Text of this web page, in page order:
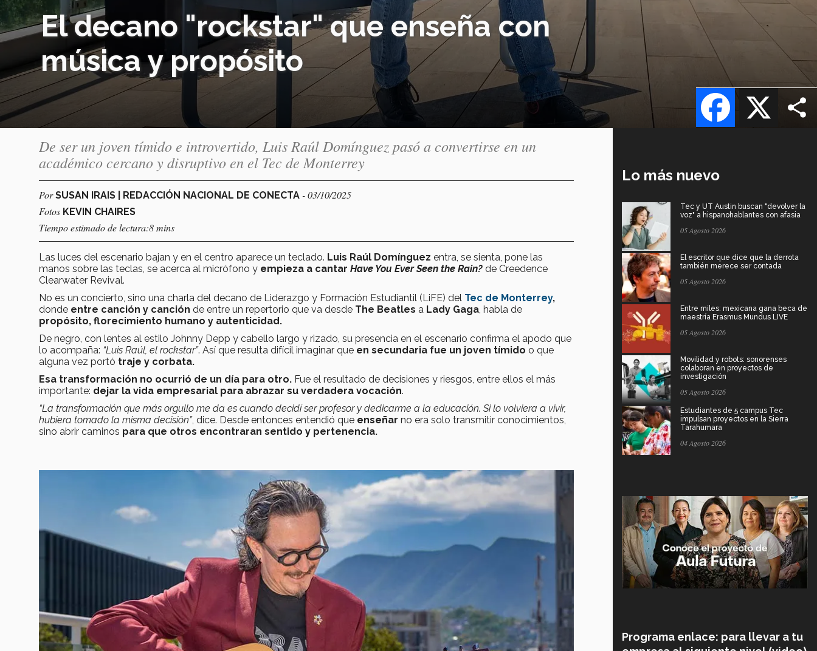
El decano "rockstar" que enseña con
música y propósito
X
Facebook
De ser un joven tímido e introvertido, Luis Raúl Domínguez pasó a convertirse en un
académico cercano y disruptivo en el Tec de Monterrey
PorSUSAN IRAIS | REDACCIÓN NACIONAL DE CONECTA - 03/10/2025
Fotos KEVIN CHAIRES
Tiempo estimado de lectura:8 mins
Las luces del escenario bajan y en el centro aparece un teclado. Luis Raúl Domínguez entra, se sienta, pone las
manos sobre las teclas, se acerca al micrófono y empieza a cantar Have You Ever Seen the Rain? de Creedence
Clearwater Revival.
No es un concierto, sino una charla del decano de Liderazgo y Formación Estudiantil (LiFE) del Tec de Monterrey,
donde entre canción y canción de entre un repertorio que va desde The Beatles a Lady Gaga habla de
propósito, florecimiento humano y autenticidad.
De negro, con lentes al estilo Johnny Depp y cabello largo y rizado, su presencia en el escenario confirma el apodo que
lo acompaña: “Luis Raúl, el rockstar”. Así que resulta difícil imaginar que en secundaria fue un joven tímido o que
alguna vez portó traje y corbata.
Esa transformación no ocurrió de un día para otro. Fue el resultado de decisiones y riesgos, entre ellos el más
importante: dejar la vida empresarial para abrazar su verdadera vocación.
“La transformación que más orgullo me da es cuando decidí ser profesor y dedicarme a la educación. Si lo volviera a vivir,
hubiera tomado la misma decisión”, dice. Desde entonces entendió que enseñar no era solo transmitir conocimientos,
sino abrir caminos para que otros encontraran sentido y pertenencia.
Lo más nuevo
Tec y UT Austin buscan "devolver la
voz" a hispanohablantes con afasia
05 Agosto 2026
El escritor que dice que la derrota
también merece ser contada
05 Agosto 2026
Entre miles: mexicana gana beca de
maestría Erasmus Mundus LIVE
05 Agosto 2026
Movilidad y robots: sonorenses
colaboran en proyectos de
investigación
05 Agosto 2026
Estudiantes de 5 campus Tec
impulsan proyectos en la Sierra
Tarahumara
04 Agosto 2026
Programa enlace: para llevar a tu